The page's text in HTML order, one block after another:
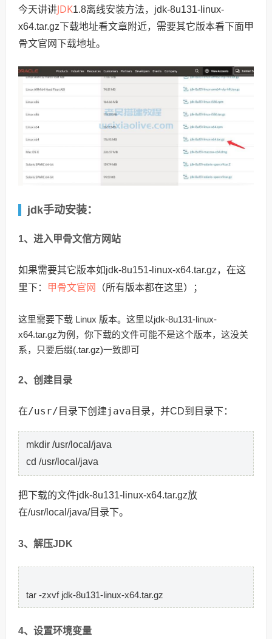
今天讲讲JDK1.8离线安装方法，jdk-8u131-linux-
x64.tar.gz下载地址看文章附近，需要其它版本看下面甲
骨文官网下载地址。
jdk手动安装：
1、进入甲骨文倌方网站
如果需要其它版本如jdk-8u151-linux-x64.tar.gz，在这
里下：
甲骨文官网 （所有版本都在这里）；
这里需要下载 Linux 版本。这里以jdk-8u131-linux-
x64.tar.gz为例，你下载的文件可能不是这个版本，这没关
系，只要后缀(.tar.gz)一致即可
2、创建目录
在/usr/ 目录下创建java 目录，并CD到目录下：
mkdir /usr/local/java
cd /usr/local/java
把下载的文件jdk-8u131-linux-x64.tar.gz放
在/usr/local/java/目录下。
3、解压JDK
tar -zxvf jdk-8u131-linux-x64.tar.gz
4、设置环境变量